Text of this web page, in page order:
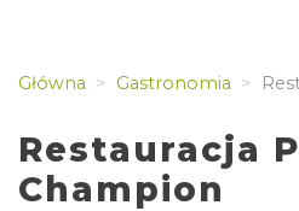
Główna Gastronomia
Restauracja
Champion